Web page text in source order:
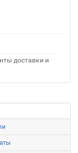
доставки и